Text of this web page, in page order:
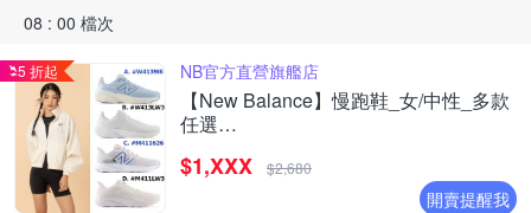
08 : 00 檔次
5 折起 NB官方直營旗艦店
【New Balance】慢跑鞋_女/中性_多款
任選
(網路獨家款)
$1,XXX $2,680
開賣提醒我